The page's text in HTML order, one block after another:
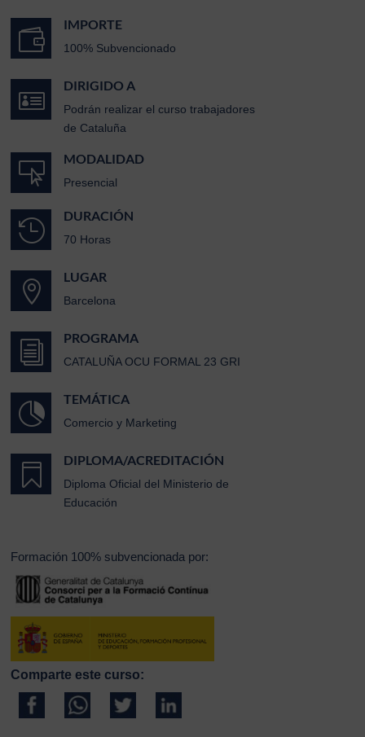

IMPORTE
100% Subvencionado

DIRIGIDO A
Podrán realizar el curso trabajadores
de Cataluña

MODALIDAD
Presencial

DURACIÓN
70 Horas

LUGAR
Barcelona
i
PROGRAMA
CATALUÑA OCU FORMAL 23 GRI

TEMÁTICA
Comercio y Marketing

DIPLOMA/ACREDITACIÓN
Diploma Oficial del Ministerio de
Educación
Formación 100% subvencionada por:
Comparte este curso: